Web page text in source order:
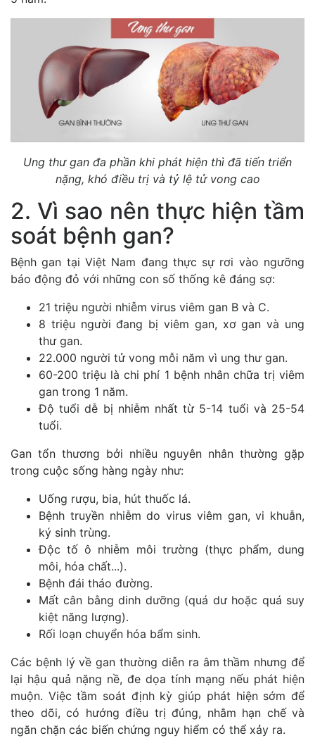
Ung thư gan đa phần khi phát hiện thì đã tiến triển
nặng, khó điều trị và tỷ lệ tử vong cao
2. Vì sao nên thực hiện tầm
soát bệnh gan?
Bệnh gan tại Việt Nam đang thực sự rơi vào ngưỡng
báo động đỏ với những con số thống kê đáng sợ:
21 triệu người nhiễm virus viêm gan B và C.
8 triệu người đang bị viêm gan, xơ gan và ung
thư gan.
22.000 người tử vong mỗi năm vì ung thư gan.
60-200 triệu là chi phí 1 bệnh nhân chữa trị viêm
gan trong 1 năm.
Độ tuổi dễ bị nhiễm nhất từ 5-14 tuổi và 25-54
tuổi.
Gan tổn thương bởi nhiều nguyên nhân thường gặp
trong cuộc sống hàng ngày như:
Uống rượu, bia, hút thuốc lá.
Bệnh truyền nhiễm do virus viêm gan, vi khuẫn,
ký sinh trùng.
Độc tố ô nhiễm môi trường (thực phẩm, dung
môi, hóa chất...).
Bệnh đái tháo đường.
Mất cân bằng dinh dưỡng (quá dư hoặc quá suy
kiệt năng lượng).
Rối loạn chuyển hóa bẩm sinh.
Các bệnh lý về gan thường diễn ra âm thầm nhưng để
lại hậu quả nặng nề, đe dọa tính mạng nếu phát hiện
muộn. Việc tầm soát định kỳ giúp phát hiện sớm để
theo dõi, có hướng điều trị đúng, nhằm hạn chế và
ngăn chặn các biến chứng nguy hiểm có thể xảy ra.